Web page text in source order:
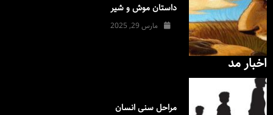
داستان موش و شیر
مارس 29, 2025
اخبار مد
مراحل سنی انسان